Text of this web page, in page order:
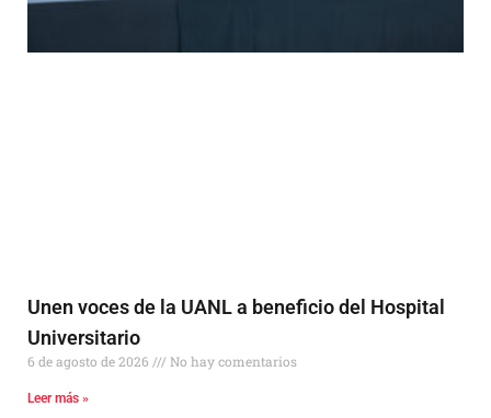
Unen voces de la UANL a beneficio del Hospital
Universitario
6 de agosto de 2026 No hay comentarios
Leer más »